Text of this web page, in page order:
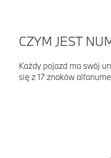
CZYM JEST
Każdy pojazd ma swój
się z 17 znaków